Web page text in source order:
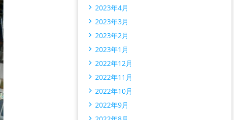
2023年4月
2023年3月
2023年2月
2023年1月
2022年12月
2022年11月
2022年10月
2022年9月